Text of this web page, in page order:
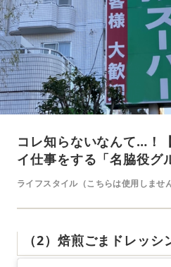
コレ知らないなんて…！
イ仕事をする「名脇役グ
ライフスタイル（こちらは使用しません
（2）焙煎ごまドレッシ